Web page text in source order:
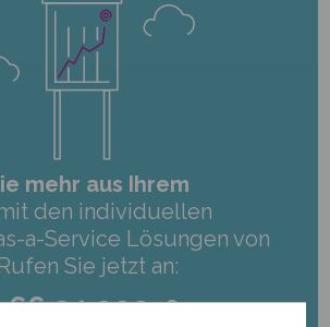
mehr aus Ihrem
den individuellen
a-Service Lösungen von
Sie jetzt an:
66 24 999-0